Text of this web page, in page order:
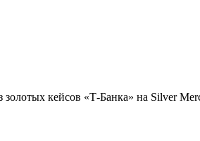
кейсов «Т-Банка» на Silver